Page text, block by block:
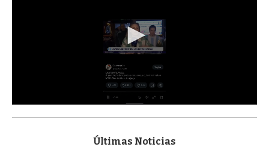
s
Últimas Noticias